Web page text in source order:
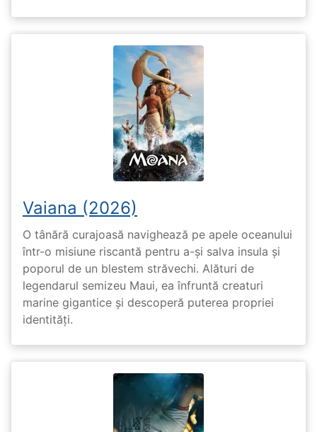
Vaiana (2026)
O tânără curajoasă navighează pe apele oceanului
într-o misiune riscantă pentru a-și salva insula și
poporul de un blestem străvechi. Alături de
legendarul semizeu Maui, ea înfruntă creaturi
marine gigantice și descoperă puterea propriei
identități.